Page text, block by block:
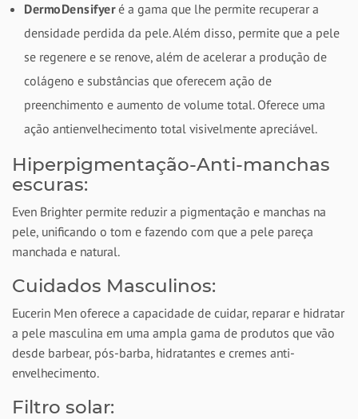
DermoDensifyeré a gama que lhe permite recuperar a
densidade perdida da pele. Além disso, permite que a pele
se regenere e se renove, além de acelerar a produção de
colágeno e substâncias que oferecem ação de
preenchimento e aumento de volume total. Oferece uma
ação antienvelhecimento total visivelmente apreciável.
Hiperpigmentação-Anti-manchas
escuras:
Even Brighter permite reduzir a pigmentação e manchas na
pele, unificando o tom e fazendo com que a pele pareça
manchada e natural.
Cuidados Masculinos:
Eucerin Men oferece a capacidade de cuidar, reparar e hidratar
a pele masculina em uma ampla gama de produtos que vão
desde barbear, pós-barba, hidratantes e cremes anti-
envelhecimento.
Filtro solar: